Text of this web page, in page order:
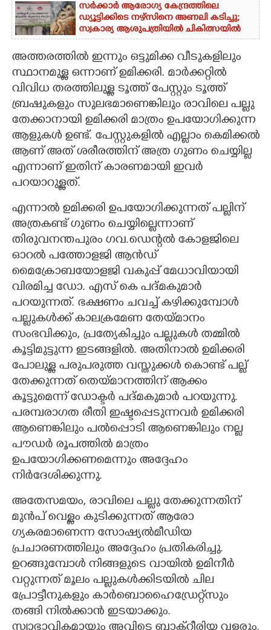
സർക്കാർ ആരോഗ്യ കേന്ദ്രത്തിലെ
ഡ്യൂട്ടിക്കിടെ നഴ്സിനെ അണലി കടിച്ചു;
സ്വകാര്യ ആശുപത്രിയിൽ ചികിത്സയിൽ
അത്തരത്തിൽ ഇന്നും ഒട്ടുമിക്ക വീടുകളിലും
സ്ഥാനമുള്ള ഒന്നാണ് ഉമിക്കരി. മാർക്കറ്റിൽ
വിവിധ തരത്തിലുള്ള ടൂത്ത് പേസ്റ്റും ടൂത്ത്
ബ്രഷുകളും സുലഭമാണെങ്കിലും രാവിലെ പല്ലു
തേക്കാനായി ഉമിക്കരി മാത്രം ഉപയോ​ഗിക്കുന്ന
ആളുകൾ ഉണ്ട്. പേസ്റ്റുകളിൽ എല്ലാം കെമിക്കൽ
ആണ് അത് ശരീരത്തിന് അത്ര ​ഗുണം ചെയ്യില്ല
എന്നാണ് ഇതിന് കാരണമായി ഇവർ
പറയാറുള്ളത്.
എന്നാൽ ഉമിക്കരി ഉപയോഗിക്കുന്നത് പല്ലിന്
അത്രകണ്ട് ഗുണം ചെയ്യില്ലെന്നാണ്
തിരുവനന്തപുരം ​ഗവ.ഡെന്റൽ കോളജിലെ
ഓറൽ പത്തോളജി ആൻഡ്
മൈക്രോബയോളജി വകുപ്പ് മേധാവിയായി
വിരമിച്ച ഡോ. എസ് കെ പദ്മകുമാർ
പറയുന്നത്. ഭക്ഷണം ചവച്ച് കഴിക്കുമ്പോൾ
പല്ലുകൾക്ക് കാലക്രമേണ തേയ്മാനം
സംഭവിക്കും, പ്രത്യേകിച്ചും പല്ലുകൾ തമ്മിൽ
കൂട്ടിമുട്ടുന്ന ഇടങ്ങളിൽ. അതിനാൽ ഉമിക്കരി
പോലുള്ള പരുപരുത്ത വസ്തുക്കൾ കൊണ്ട് പല്ല്
തേക്കുന്നത് തെയ്മാനത്തിന് ആക്കം
കൂട്ടുമെന്ന് ഡോക്ടർ പദ്മകുമാർ പറയുന്നു.
പരമ്പരാഗത രീതി ഇഷ്ടപ്പെടുന്നവർ ഉമിക്കരി
ആണെങ്കിലും പൽപ്പൊടി ആണെങ്കിലും നല്ല
പൗഡർ രൂപത്തിൽ മാത്രം
ഉപയോഗിക്കണമെന്നും അദ്ദേഹം
നിർദേശിക്കുന്നു.
അതേസമയം, രാവിലെ പല്ലു തേക്കുന്നതിന്
മുൻപ് വെള്ളം കുടിക്കുന്നത് ആരോ​
ഗ്യകരമാണെന്ന സോഷ്യൽമീഡിയ
പ്രചാരണത്തിലും അദ്ദേഹം പ്രതികരിച്ചു.
ഉറങ്ങുമ്പോൾ നിങ്ങളുടെ വായിൽ ഉമിനീർ
വറ്റുന്നത് മൂലം പല്ലുകൾക്കിടയിൽ ചില
പ്രോട്ടീനുകളും കാർബൊഹൈഡ്രേറ്റ്സും
തങ്ങി നിൽക്കാൻ ഇടയാക്കും.